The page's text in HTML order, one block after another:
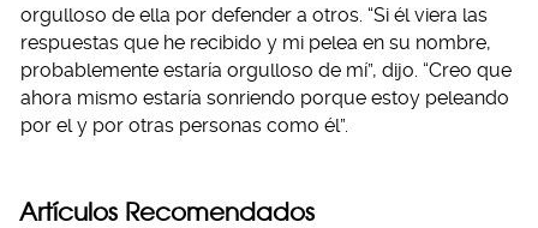
orgulloso de ella por defender a otros. “Si él viera las
respuestas que he recibido y mi pelea en su nombre,
probablemente estaría orgulloso de mí”, dijo. “Creo que
ahora mismo estaría sonriendo porque estoy peleando
por el y por otras personas como él”.
Artículos Recomendados